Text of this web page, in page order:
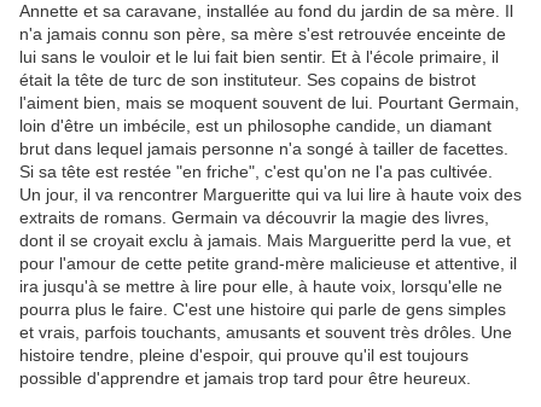
Annette et sa caravane, installée au fond du jardin de sa mère. Il
n'a jamais connu son père, sa mère s'est retrouvée enceinte de
lui sans le vouloir et le lui fait bien sentir. Et à l'école primaire, il
était la tête de turc de son instituteur. Ses copains de bistrot
l'aiment bien, mais se moquent souvent de lui. Pourtant Germain,
loin d'être un imbécile, est un philosophe candide, un diamant
brut dans lequel jamais personne n'a songé à tailler de facettes.
Si sa tête est restée "en friche", c'est qu'on ne l'a pas cultivée.
Un jour, il va rencontrer Margueritte qui va lui lire à haute voix des
extraits de romans. Germain va découvrir la magie des livres,
dont il se croyait exclu à jamais. Mais Margueritte perd la vue, et
pour l'amour de cette petite grand-mère malicieuse et attentive, il
ira jusqu'à se mettre à lire pour elle, à haute voix, lorsqu'elle ne
pourra plus le faire. C'est une histoire qui parle de gens simples
et vrais, parfois touchants, amusants et souvent très drôles. Une
histoire tendre, pleine d'espoir, qui prouve qu'il est toujours
possible d'apprendre et jamais trop tard pour être heureux.